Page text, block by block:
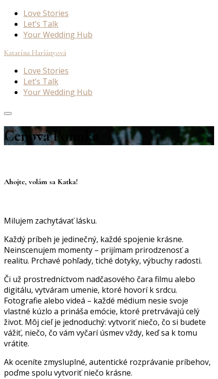
Love Stories
Let’s Talk
Your Wedding Hub
Katarína Haršányová
Love Stories
Let’s Talk
Your Wedding Hub
Cenová Ponuka
Ahojte, volám sa Katka!
Milujem zachytávať lásku.
Každý príbeh je jedinečný, každé spojenie krásne.
Neinscenujem momenty – prijímam prirodzenosť a
realitu. Prchavé pohľady, tiché dotyky, výbuchy radosti.
Či už prostredníctvom nadčasového čara filmu alebo
digitálu, vytváram umenie, ktoré hovorí k srdcu.
Fotografie alebo videá – každé médium nesie svoje
vlastné kúzlo a prináša emócie, ktoré pretrvávajú celý
život. Môj cieľ je jednoduchý: vytvoriť niečo, čo si budete
vážiť, niečo, čo vám vyčarí úsmev vždy, keď sa k tomu
vrátite.
Ak oceníte zmysluplné, autentické rozprávanie príbehov,
poďme spolu vytvoriť niečo krásne.